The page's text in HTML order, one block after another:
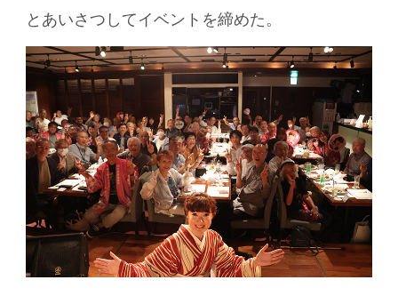
とあいさつしてイベントを締めた。